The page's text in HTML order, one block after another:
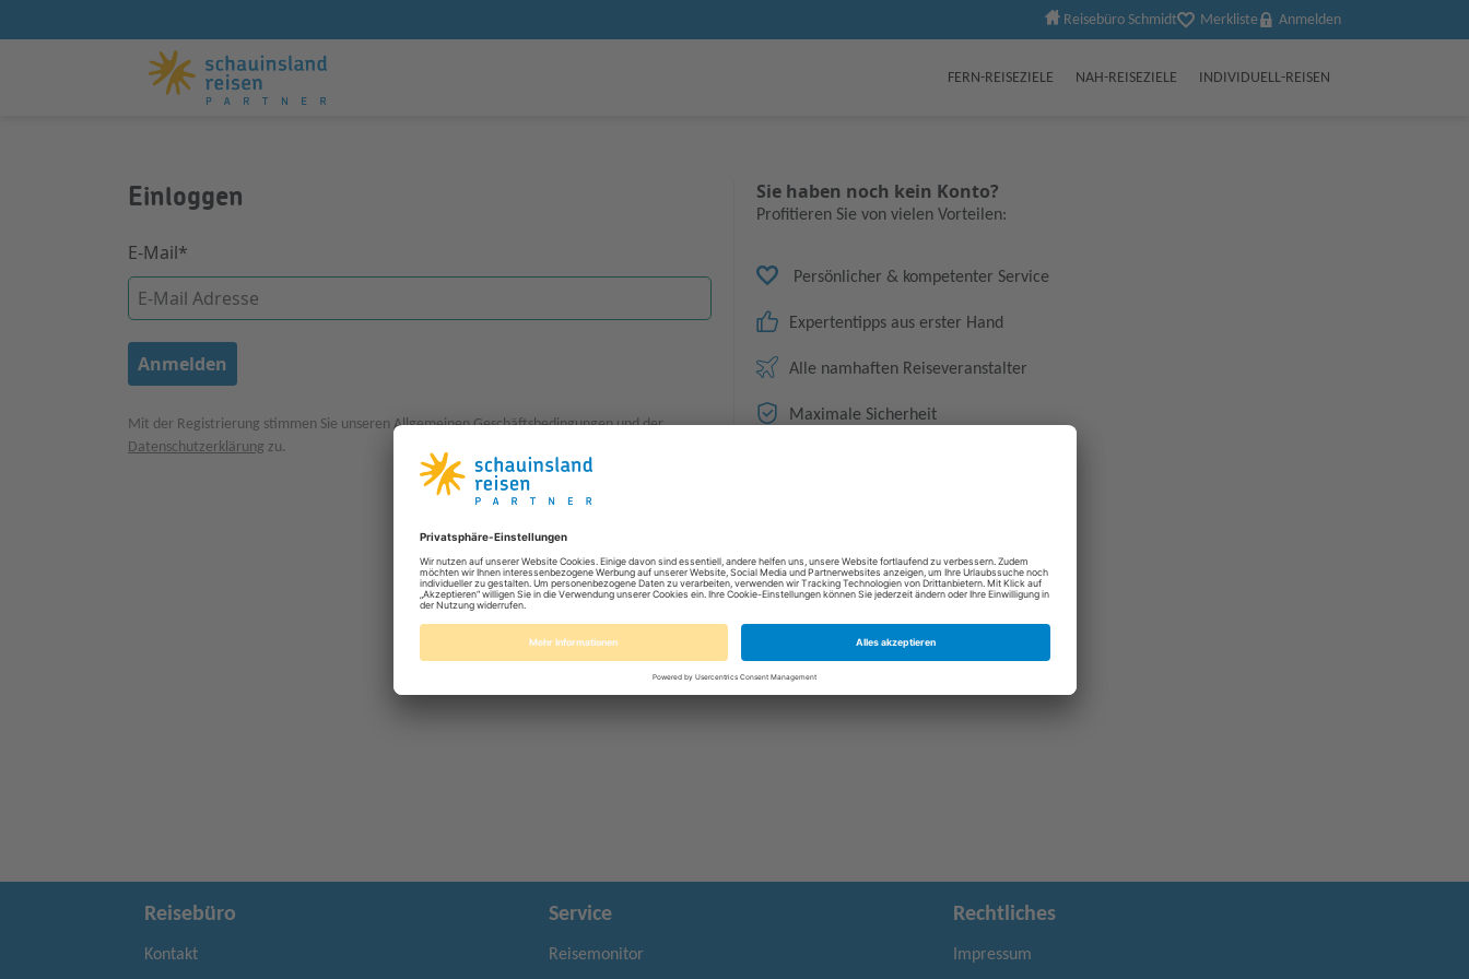
Reisebüro Schmidt Merkliste Anmelden
FERN-REISEZIELE NAH-REISEZIELE INDIVIDUELL-REISEN
Einloggen
E-Mail*
Anmelden
Mit der Registrierung stimmen Sie unseren Allgemeinen Geschäftsbedingungenund der
Datenschutzerklärung zu.
Sie haben noch kein Konto?
Profitieren Sie von vielen Vorteilen:
Persönlicher & kompetenter Service
Expertentipps aus erster Hand
Alle namhaften Reiseveranstalter
Maximale Sicherheit
Reisebüro
Kontakt
Service
Reisemonitor
Rechtliches
Impressum